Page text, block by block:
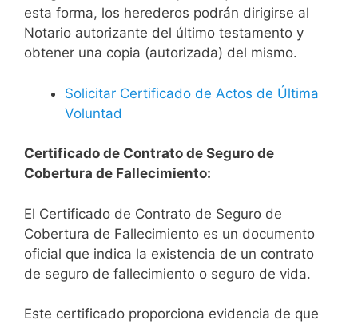
esta forma, los herederos podrán dirigirse al
Notario autorizante del último testamento y
obtener una copia (autorizada) del mismo.
Solicitar Certificado de Actos de Última
Voluntad
Certificado de Contrato de Seguro de
Cobertura de Fallecimiento:
El Certificado de Contrato de Seguro de
Cobertura de Fallecimiento es un documento
oficial que indica la existencia de un contrato
de seguro de fallecimiento o seguro de vida.
Este certificado proporciona evidencia de que